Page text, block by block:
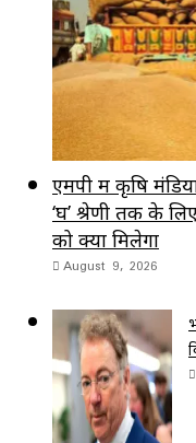
एमपी में कृषि
‘घ’ श्रेणी तक के
को क्या मिलेगा
August 9, 2026